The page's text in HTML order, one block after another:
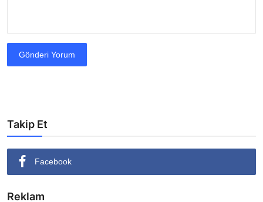
Gönderi Yorum
Takip Et
Facebook
Reklam